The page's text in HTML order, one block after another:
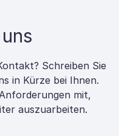
Schreiben Sie
in Kürze bei Ihnen.
mit,
auszuarbeiten.